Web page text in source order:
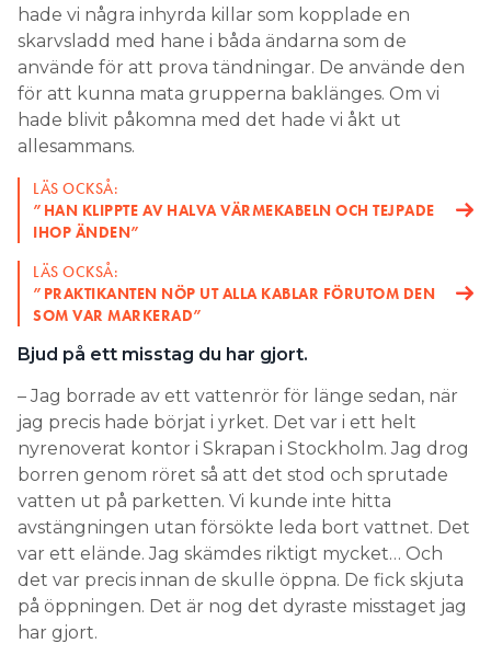
hade vi några inhyrda killar som kopplade en
skarvsladd med hane i båda ändarna som de
använde för att prova tändningar. De använde den
för att kunna mata grupperna baklänges. Om vi
hade blivit påkomna med det hade vi åkt ut
allesammans.
LÄS OCKSÅ:
”HAN KLIPPTE AV HALVA VÄRMEKABELN OCH TEJPADE
IHOP ÄNDEN”
LÄS OCKSÅ:
”PRAKTIKANTEN NÖP UT ALLA KABLAR FÖRUTOM DEN
SOM VAR MARKERAD”
Bjud på ett misstag du har gjort.
– Jag borrade av ett vattenrör för länge sedan, när
jag precis hade börjat i yrket. Det var i ett helt
nyrenoverat kontor i Skrapan i Stockholm. Jag drog
borren genom röret så att det stod och sprutade
vatten ut på parketten. Vi kunde inte hitta
avstängningen utan försökte leda bort vattnet. Det
var ett elände. Jag skämdes riktigt mycket… Och
det var precis innan de skulle öppna. De fick skjuta
på öppningen. Det är nog det dyraste misstaget jag
har gjort.